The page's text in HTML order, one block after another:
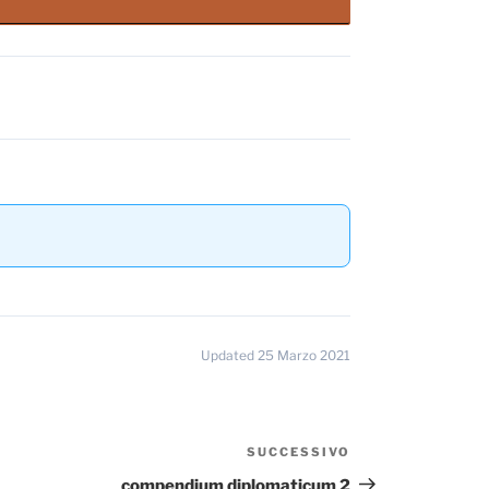
Updated 25 Marzo 2021
successivo
SUCCESSIVO